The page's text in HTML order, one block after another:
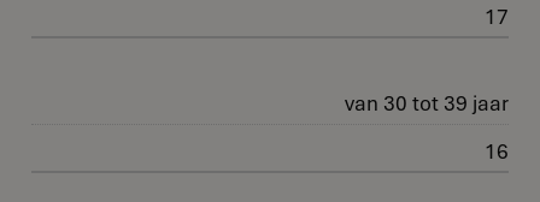
17
van 30 tot 39 jaar
16